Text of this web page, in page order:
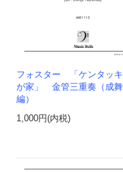
フォスター 「ケンタッ
が家」 金管三重奏（成
編）
1,000円(内税)